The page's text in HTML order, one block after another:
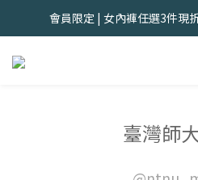
會員限定 | 女內褲任選3件現
會員限定 | 女內褲任選3件現
夏出清售完不補｜2件$618
會員限定 | 女內褲任選3件現
臺灣師